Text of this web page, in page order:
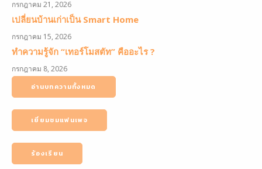
กรกฎาคม 21, 2026
เปลี่ยนบ้านเก่าเป็น Smart Home
กรกฎาคม 15, 2026
ทำความรู้จัก “เทอร์โมสตัท” คืออะไร ?
กรกฎาคม 8, 2026
อ่านบทความทั้งหมด
เยี่ยมชมแฟนเพจ
ร้องเรียน